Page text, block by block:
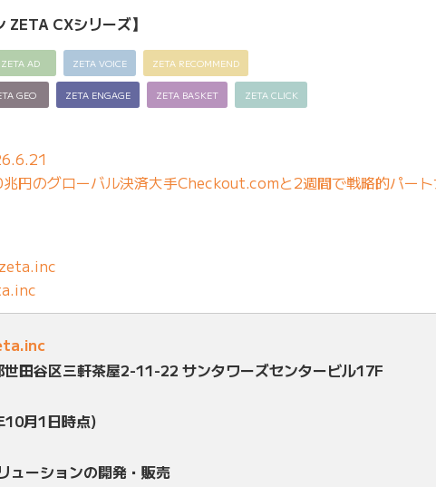
ZETA CXシリーズ】
ZETA AD ZETA VOICE ZETA RECOMMEND
GEO ZETA ENGAGE ZETA BASKET ZETA CLICK
兆円のグローバル決済大手Checkout.comと2週間で戦略的パー
田谷区三軒茶屋2-11-22 サンタワーズセンタービル17F
月1日時点)
ューションの開発・販売